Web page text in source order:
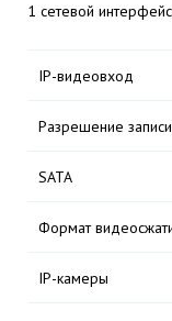
1 сетевой
IP-видеовход
Разрешение записи
SATA
Формат
IP-камеры